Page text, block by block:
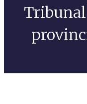
Tribunal